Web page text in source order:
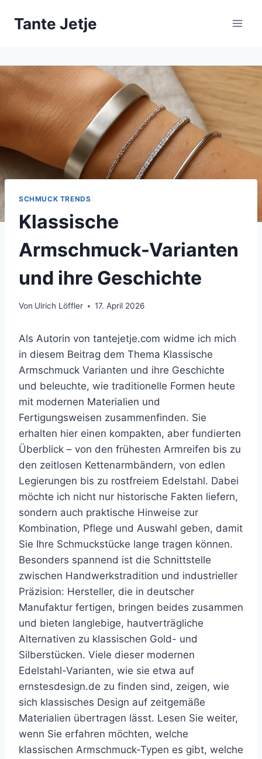
InhaltTante Jetje
SCHMUCK TRENDS
Klassische
Armschmuck-Varianten
und ihre Geschichte
Von Ulrich Löffler 17. April 2026
Als Autorin von tantejetje.com widme ich mich
in diesem Beitrag dem Thema Klassische
Armschmuck Varianten und ihre Geschichte
und beleuchte, wie traditionelle Formen heute
mit modernen Materialien und
Fertigungsweisen zusammenfinden. Sie
erhalten hier einen kompakten, aber fundierten
Überblick – von den frühesten Armreifen bis zu
den zeitlosen Kettenarmbändern, von edlen
Legierungen bis zu rostfreiem Edelstahl. Dabei
möchte ich nicht nur historische Fakten liefern,
sondern auch praktische Hinweise zur
Kombination, Pflege und Auswahl geben, damit
Sie Ihre Schmuckstücke lange tragen können.
Besonders spannend ist die Schnittstelle
zwischen Handwerkstradition und industrieller
Präzision: Hersteller, die in deutscher
Manufaktur fertigen, bringen beides zusammen
und bieten langlebige, hautverträgliche
Alternativen zu klassischen Gold- und
Silberstücken. Viele dieser modernen
Edelstahl-Varianten, wie sie etwa auf
ernstesdesign.de zu finden sind, zeigen, wie
sich klassisches Design auf zeitgemäße
Materialien übertragen lässt. Lesen Sie weiter,
wenn Sie erfahren möchten, welche
klassischen Armschmuck-Typen es gibt, welche